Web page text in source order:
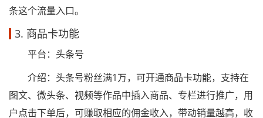
条这个流量入口。
3. 商品卡功能
平台：头条号
介绍：头条号粉丝满1万，可开通商品卡功能，支持在
图文、微头条、视频等作品中插入商品、专栏进行推广，用
户点击下单后，可赚取相应的佣金收入，带动销量越高，收